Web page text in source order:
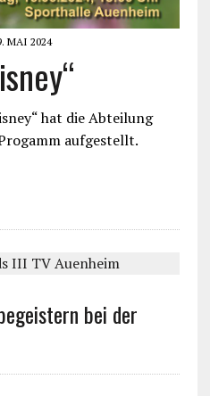
MAI 2024
hat die Abteilung
aufgestellt.
bei der